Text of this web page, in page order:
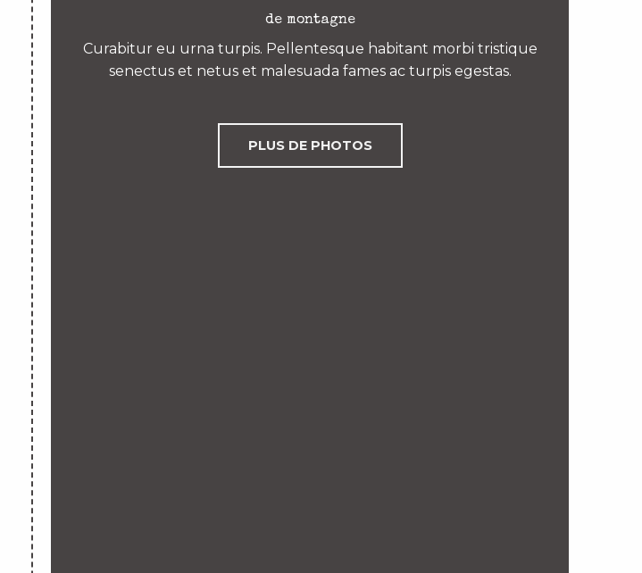
de montagne
Curabitur eu urna turpis. Pellentesque habitant morbi tristique
senectus et netus et malesuada fames ac turpis egestas.
PLUS DE PHOTOS